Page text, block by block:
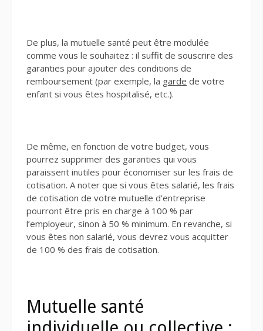
De plus, la mutuelle santé peut être modulée
comme vous le souhaitez : il suffit de souscrire des
garanties pour ajouter des conditions de
remboursement (par exemple, la garde de votre
enfant si vous êtes hospitalisé, etc.).
De même, en fonction de votre budget, vous
pourrez supprimer des garanties qui vous
paraissent inutiles pour économiser sur les frais de
cotisation. A noter que si vous êtes salarié, les frais
de cotisation de votre mutuelle d’entreprise
pourront être pris en charge à 100 % par
l’employeur, sinon à 50 % minimum. En revanche, si
vous êtes non salarié, vous devrez vous acquitter
de 100 % des frais de cotisation.
Mutuelle santé